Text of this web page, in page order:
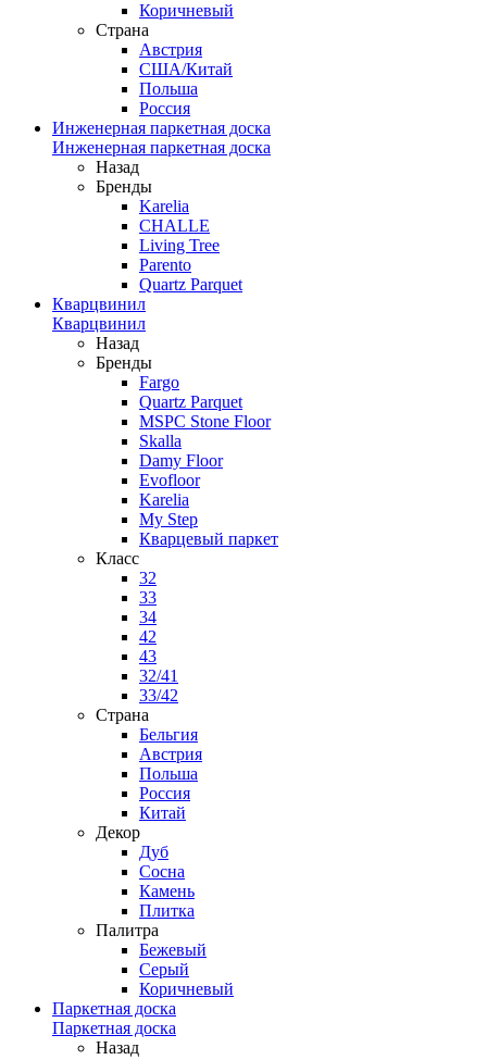
Коричневый
Страна
Австрия
США/Китай
Польша
Россия
Инженерная паркетная доска
Инженерная паркетная доска
Назад
Бренды
Karelia
CHALLE
Living Tree
Parento
Quartz Parquet
Кварцвинил
Кварцвинил
Назад
Бренды
Fargo
Quartz Parquet
MSPC Stone Floor
Skalla
Damy Floor
Evofloor
Karelia
My Step
Кварцевый паркет
Класс
32
33
34
42
43
32/41
33/42
Страна
Бельгия
Австрия
Польша
Россия
Китай
Декор
Дуб
Сосна
Камень
Плитка
Палитра
Бежевый
Серый
Коричневый
Паркетная доска
Паркетная доска
Назад